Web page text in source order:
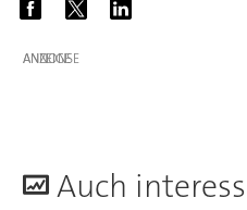
ANZEIGE
Auch